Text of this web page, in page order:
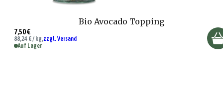
Bio Avocado Topping
7,50 €
88,24 € / kg,zzgl. Versand
Auf Lager